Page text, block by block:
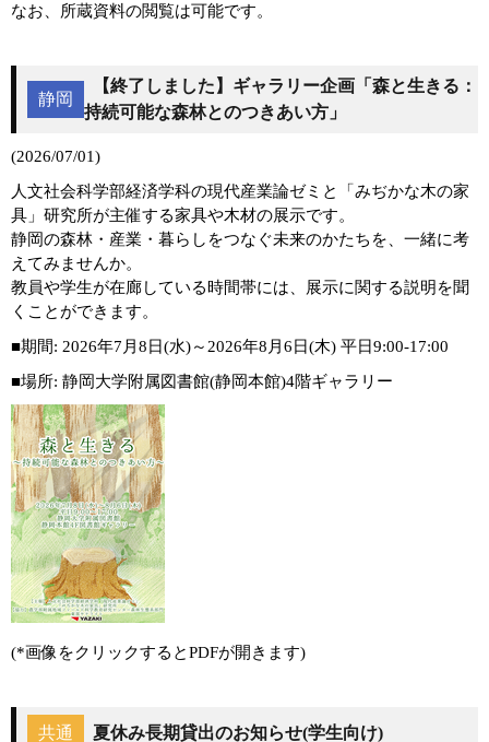
なお、所蔵資料の閲覧は可能です。
静岡
【終了しました】ギャラリー企画「森と生きる：
持続可能な森林とのつきあい方」
(2026/07/01)
人文社会科学部経済学科の現代産業論ゼミと「みぢかな木の家
具」研究所が主催する家具や木材の展示です。
静岡の森林・産業・暮らしをつなぐ未来のかたちを、一緒に考
えてみませんか。
教員や学生が在廊している時間帯には、展示に関する説明を聞
くことができます。
■期間: 2026年7月8日(水)～2026年8月6日(木) 平日9:00-17:00
■場所: 静岡大学附属図書館(静岡本館)4階ギャラリー
(*画像をクリックするとPDFが開きます)
共通 夏休み長期貸出のお知らせ(学生向け)